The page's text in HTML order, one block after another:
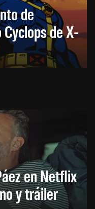
de
de X-
en Netflix
y tráiler